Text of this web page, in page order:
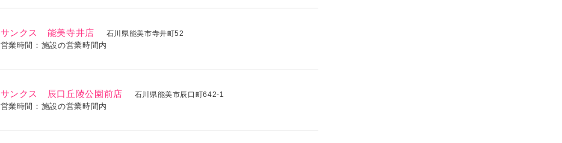
サンクス 能美寺井店 石川県能美市寺井町52
営業時間：施設の営業時間内
サンクス 辰口丘陵公園前店 石川県能美市辰口町642-1
営業時間：施設の営業時間内